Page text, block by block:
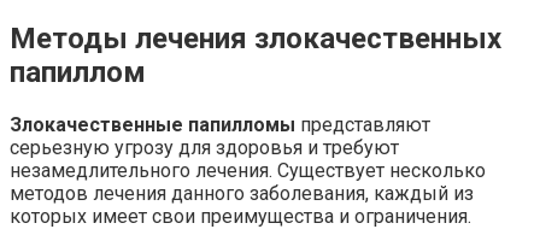
Методы лечения злокачественных
папиллом
Злокачественные папилломы представляют
серьезную угрозу для здоровья и требуют
незамедлительного лечения. Существует несколько
методов лечения данного заболевания, каждый из
которых имеет свои преимущества и ограничения.